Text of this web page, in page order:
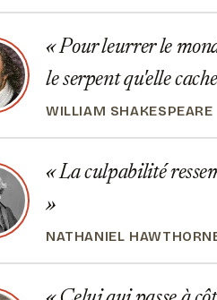
Pour leurrer le
le serpent qu'elle
WILLIAM SHAKESPEARE
La culpabilité
NATHANIEL